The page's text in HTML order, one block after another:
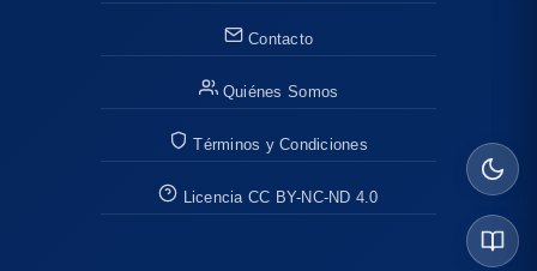
Contacto
Quiénes Somos
Términos y Condiciones
Licencia CC BY-NC-ND 4.0